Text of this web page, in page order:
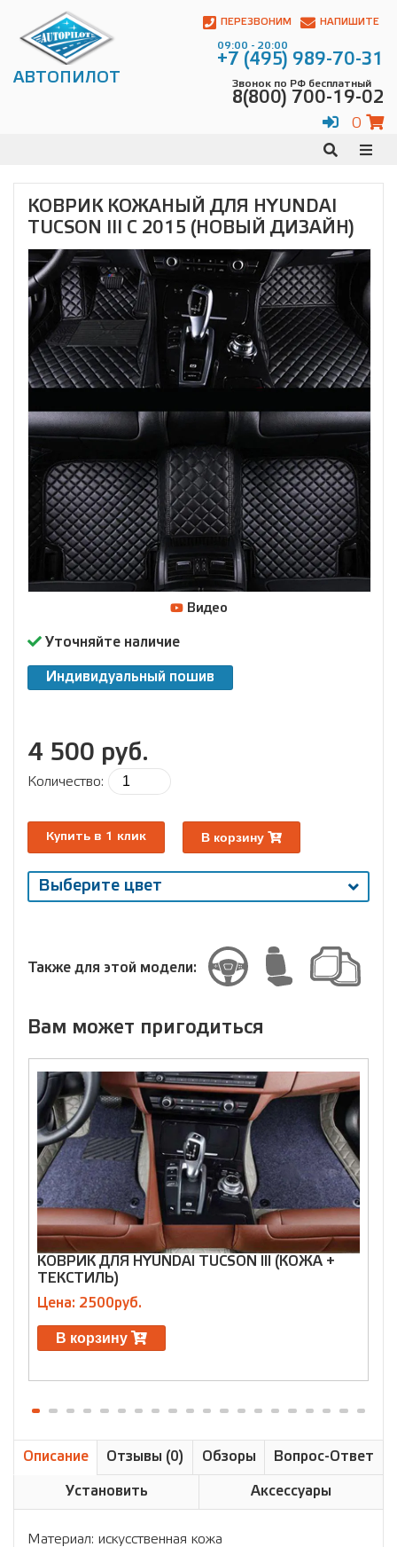
АВТОПИЛОТ
ПЕРЕЗВОНИМ НАПИШИТЕ
09:00 - 20:00
+7 (495) 989-70-31
Звонок по РФ бесплатный
8(800) 700-19-02
0
КОВРИК КОЖАНЫЙ ДЛЯ HYUNDAI
TUCSON III C 2015 (НОВЫЙ ДИЗАЙН)
Уточняйте наличие
Индивидуальный пошив
4 500 руб.
Количество:
Купить в 1 клик В корзину
Видео
Выберите цвет
Выберите
Также для этой модели:
Вам может пригодиться
КОВРИК ДЛЯ HYUNDAI TUCSON III (КОЖА +
ТЕКСТИЛЬ)
Цена: 2500руб.
В корзину
Описание Отзывы (0) Обзоры Вопрос-Ответ
Установить Аксессуары
Материал: искусственная кожа
Контакты:
Адрес:
Чагинская
700-
Телефон:+7
(495)
989-
Электронная
info@avtopilot1.ru